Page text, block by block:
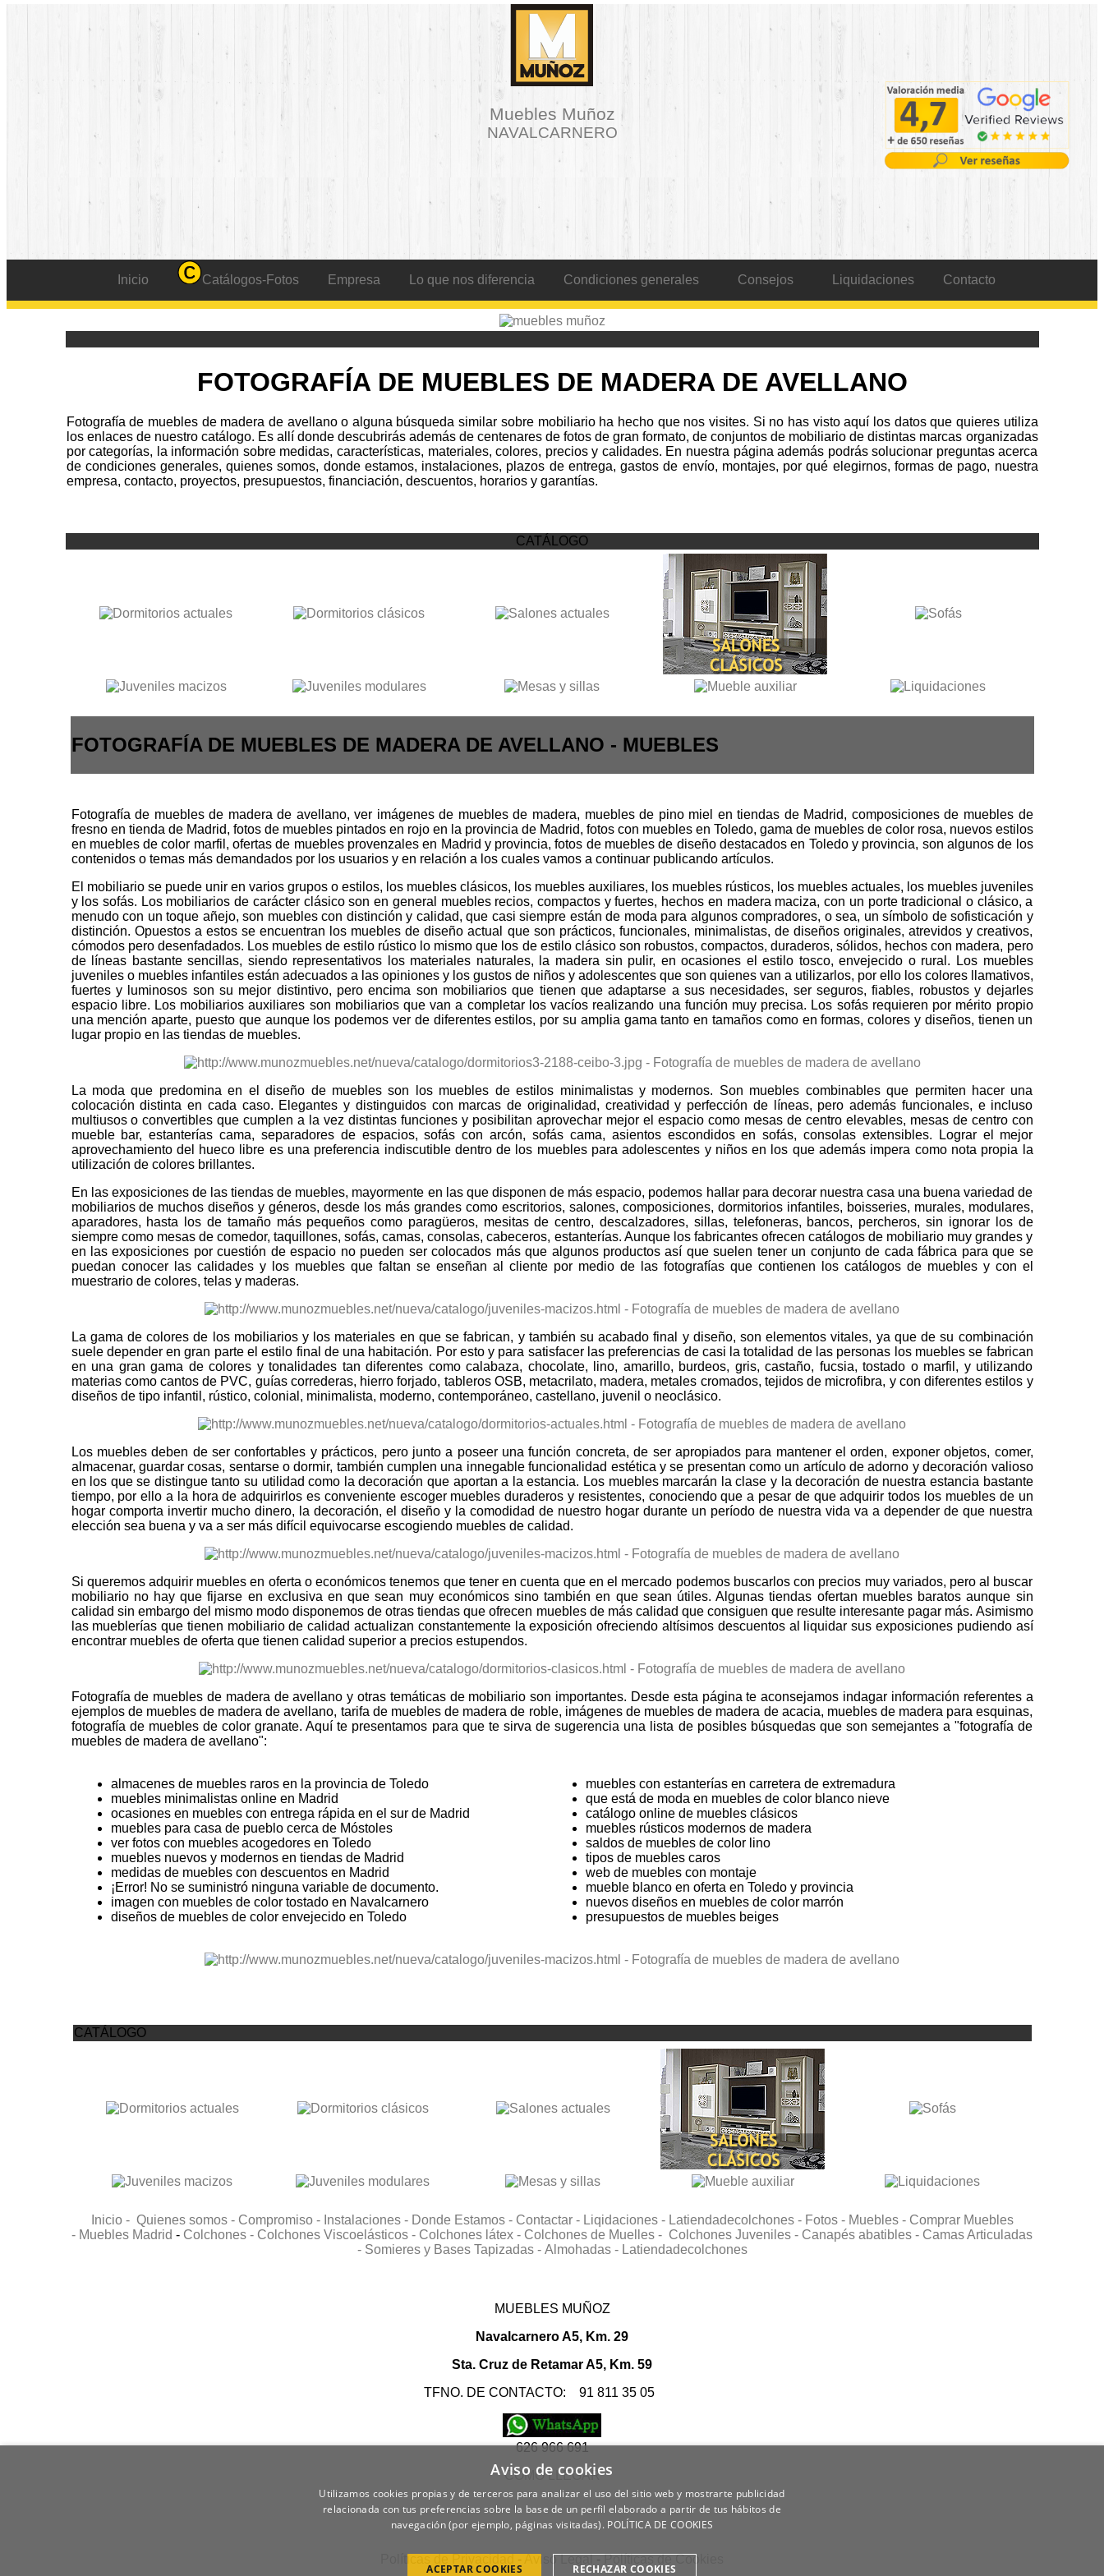
Muebles Muñoz
NAVALCARNERO
Inicio Catálogos-Fotos Empresa Lo que nos diferencia Condiciones generales Consejos Liquidaciones Contacto
FOTOGRAFÍA DE MUEBLES DE MADERA DE AVELLANO
Fotografía de muebles de madera de avellano o alguna búsqueda similar sobre mobiliario ha hecho que nos visites. Si no has visto aquí los datos que quieres utiliza
los enlaces de nuestro catálogo. Es allí donde descubrirás además de centenares de fotos de gran formato, de conjuntos de mobiliario de distintas marcas organizadas
por categorías, la información sobre medidas, características, materiales, colores, precios y calidades. En nuestra página además podrás solucionar preguntas acerca
de condiciones generales, quienes somos, donde estamos, instalaciones, plazos de entrega, gastos de envío, montajes, por qué elegirnos, formas de pago, nuestra
empresa, contacto, proyectos, presupuestos, financiación, descuentos, horarios y garantías.
CATÁLOGO
FOTOGRAFÍA DE MUEBLES DE MADERA DE AVELLANO - MUEBLES
Fotografía de muebles de madera de avellano, ver imágenes de muebles de madera, muebles de pino miel en tiendas de Madrid, composiciones de muebles de
fresno en tienda de Madrid, fotos de muebles pintados en rojo en la provincia de Madrid, fotos con muebles en Toledo, gama de muebles de color rosa, nuevos estilos
en muebles de color marfil, ofertas de muebles provenzales en Madrid y provincia, fotos de muebles de diseño destacados en Toledo y provincia, son algunos de los
contenidos o temas más demandados por los usuarios y en relación a los cuales vamos a continuar publicando artículos.
El mobiliario se puede unir en varios grupos o estilos, los muebles clásicos, los muebles auxiliares, los muebles rústicos, los muebles actuales, los muebles juveniles
y los sofás. Los mobiliarios de carácter clásico son en general muebles recios, compactos y fuertes, hechos en madera maciza, con un porte tradicional o clásico, a
menudo con un toque añejo, son muebles con distinción y calidad, que casi siempre están de moda para algunos compradores, o sea, un símbolo de sofisticación y
distinción. Opuestos a estos se encuentran los muebles de diseño actual que son prácticos, funcionales, minimalistas, de diseños originales, atrevidos y creativos,
cómodos pero desenfadados. Los muebles de estilo rústico lo mismo que los de estilo clásico son robustos, compactos, duraderos, sólidos, hechos con madera, pero
de líneas bastante sencillas, siendo representativos los materiales naturales, la madera sin pulir, en ocasiones el estilo tosco, envejecido o rural. Los muebles
juveniles o muebles infantiles están adecuados a las opiniones y los gustos de niños y adolescentes que son quienes van a utilizarlos, por ello los colores llamativos,
fuertes y luminosos son su mejor distintivo, pero encima son mobiliarios que tienen que adaptarse a sus necesidades, ser seguros, fiables, robustos y dejarles
espacio libre. Los mobiliarios auxiliares son mobiliarios que van a completar los vacíos realizando una función muy precisa. Los sofás requieren por mérito propio
una mención aparte, puesto que aunque los podemos ver de diferentes estilos, por su amplia gama tanto en tamaños como en formas, colores y diseños, tienen un
lugar propio en las tiendas de muebles.
La moda que predomina en el diseño de muebles son los muebles de estilos minimalistas y modernos. Son muebles combinables que permiten hacer una
colocación distinta en cada caso. Elegantes y distinguidos con marcas de originalidad, creatividad y perfección de líneas, pero además funcionales, e incluso
multiusos o convertibles que cumplen a la vez distintas funciones y posibilitan aprovechar mejor el espacio como mesas de centro elevables, mesas de centro con
mueble bar, estanterías cama, separadores de espacios, sofás con arcón, sofás cama, asientos escondidos en sofás, consolas extensibles. Lograr el mejor
aprovechamiento del hueco libre es una preferencia indiscutible dentro de los muebles para adolescentes y niños en los que además impera como nota propia la
utilización de colores brillantes.
En las exposiciones de las tiendas de muebles, mayormente en las que disponen de más espacio, podemos hallar para decorar nuestra casa una buena variedad de
mobiliarios de muchos diseños y géneros, desde los más grandes como escritorios, salones, composiciones, dormitorios infantiles, boisseries, murales, modulares,
aparadores, hasta los de tamaño más pequeños como paragüeros, mesitas de centro, descalzadores, sillas, telefoneras, bancos, percheros, sin ignorar los de
siempre como mesas de comedor, taquillones, sofás, camas, consolas, cabeceros, estanterías. Aunque los fabricantes ofrecen catálogos de mobiliario muy grandes y
en las exposiciones por cuestión de espacio no pueden ser colocados más que algunos productos así que suelen tener un conjunto de cada fábrica para que se
puedan conocer las calidades y los muebles que faltan se enseñan al cliente por medio de las fotografías que contienen los catálogos de muebles y con el
muestrario de colores, telas y maderas.
La gama de colores de los mobiliarios y los materiales en que se fabrican, y también su acabado final y diseño, son elementos vitales, ya que de su combinación
suele depender en gran parte el estilo final de una habitación. Por esto y para satisfacer las preferencias de casi la totalidad de las personas los muebles se fabrican
en una gran gama de colores y tonalidades tan diferentes como calabaza, chocolate, lino, amarillo, burdeos, gris, castaño, fucsia, tostado o marfil, y utilizando
materias como cantos de PVC, guías correderas, hierro forjado, tableros OSB, metacrilato, madera, metales cromados, tejidos de microfibra, y con diferentes estilos y
diseños de tipo infantil, rústico, colonial, minimalista, moderno, contemporáneo, castellano, juvenil o neoclásico.
Los muebles deben de ser confortables y prácticos, pero junto a poseer una función concreta, de ser apropiados para mantener el orden, exponer objetos, comer,
almacenar, guardar cosas, sentarse o dormir, también cumplen una innegable funcionalidad estética y se presentan como un artículo de adorno y decoración valioso
en los que se distingue tanto su utilidad como la decoración que aportan a la estancia. Los muebles marcarán la clase y la decoración de nuestra estancia bastante
tiempo, por ello a la hora de adquirirlos es conveniente escoger muebles duraderos y resistentes, conociendo que a pesar de que adquirir todos los muebles de un
hogar comporta invertir mucho dinero, la decoración, el diseño y la comodidad de nuestro hogar durante un período de nuestra vida va a depender de que nuestra
elección sea buena y va a ser más difícil equivocarse escogiendo muebles de calidad.
Si queremos adquirir muebles en oferta o económicos tenemos que tener en cuenta que en el mercado podemos buscarlos con precios muy variados, pero al buscar
mobiliario no hay que fijarse en exclusiva en que sean muy económicos sino también en que sean útiles. Algunas tiendas ofertan muebles baratos aunque sin
calidad sin embargo del mismo modo disponemos de otras tiendas que ofrecen muebles de más calidad que consiguen que resulte interesante pagar más. Asimismo
las mueblerías que tienen mobiliario de calidad actualizan constantemente la exposición ofreciendo altísimos descuentos al liquidar sus exposiciones pudiendo así
encontrar muebles de oferta que tienen calidad superior a precios estupendos.
Fotografía de muebles de madera de avellano y otras temáticas de mobiliario son importantes. Desde esta página te aconsejamos indagar información referentes a
ejemplos de muebles de madera de avellano, tarifa de muebles de madera de roble, imágenes de muebles de madera de acacia, muebles de madera para esquinas,
fotografía de muebles de color granate. Aquí te presentamos para que te sirva de sugerencia una lista de posibles búsquedas que son semejantes a "fotografía de
muebles de madera de avellano":
almacenes de muebles raros en la provincia de Toledo
muebles minimalistas online en Madrid
ocasiones en muebles con entrega rápida en el sur de Madrid
muebles para casa de pueblo cerca de Móstoles
ver fotos con muebles acogedores en Toledo
muebles nuevos y modernos en tiendas de Madrid
medidas de muebles con descuentos en Madrid
¡Error! No se suministró ninguna variable de documento.
imagen con muebles de color tostado en Navalcarnero
diseños de muebles de color envejecido en Toledo
muebles con estanterías en carretera de extremadura
que está de moda en muebles de color blanco nieve
catálogo online de muebles clásicos
muebles rústicos modernos de madera
saldos de muebles de color lino
tipos de muebles caros
web de muebles con montaje
mueble blanco en oferta en Toledo y provincia
nuevos diseños en muebles de color marrón
presupuestos de muebles beiges
CATÁLOGO
Inicio - Quienes somos - Compromiso - Instalaciones - Donde Estamos - Contactar - Liqidaciones - Latiendadecolchones - Fotos - Muebles - Comprar Muebles
- Muebles Madrid - Colchones - Colchones Viscoelásticos - Colchones látex - Colchones de Muelles - Colchones Juveniles - Canapés abatibles - Camas Articuladas
- Somieres y Bases Tapizadas - Almohadas - Latiendadecolchones
MUEBLES MUÑOZ
Navalcarnero A5, Km. 29
Sta. Cruz de Retamar A5, Km. 59
TFNO. DE CONTACTO: 91 811 35 05
626 966 691
COMO LLEGAR
- Aviso Legal-Políticas de Cookies
Aviso de cookies
Utilizamos cookies propias y de terceros para analizar el uso del sitio web y mostrarte publicidad
relacionada con tus preferencias sobre la base de un perfil elaborado a partir de tus hábitos de
navegación (por ejemplo, páginas visitadas). POLÍTICA DE COOKIES
ACEPTAR COOKIES RECHAZAR COOKIES